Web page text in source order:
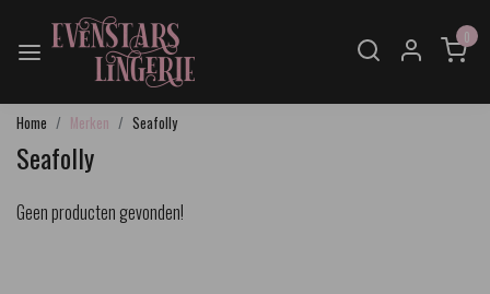
0
Home Merken Seafolly
Seafolly
Geen producten gevonden!